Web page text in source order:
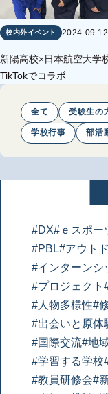
校内外イベント 2024.09.12
新陽高校×日本航空大学
TikTokでコラボ
全て 受験生の
学校行事 部活
#DX#ｅスポー
#PBL#アウト
#インターンシ
#プロジェクト
#人物多様性#
#出会いと原体
#国際交流#地
#学習する学校
#教員研修会#